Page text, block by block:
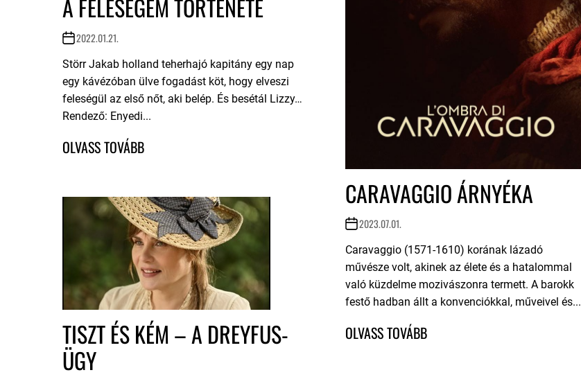
CARAVAGGIO ÁRNYÉKA
2023.07.01.
Caravaggio (1571-1610) korának lázadó
művésze volt, akinek az élete és a hatalommal
való küzdelme mozivászonra termett. A barokk
festő hadban állt a konvenciókkal, műveivel és...
A FELESÉGEM TÖRTÉNETE
2022.01.21.
Störr Jakab holland teherhajó kapitány egy nap
egy kávézóban ülve fogadást köt, hogy elveszi
feleségül az első nőt, aki belép. És besétál Lizzy…
Rendező: Enyedi...
TISZT ÉS KÉM – A DREYFUS-
ÜGY